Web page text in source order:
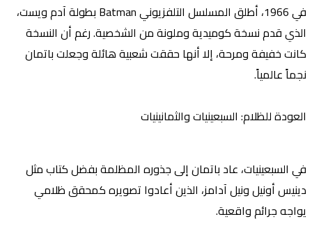
في 1966، أطلق المسلسل التلفزيوني Batman بطولة آدم ويست،
الذي قدم نسخة كوميدية وملونة من الشخصية. رغم أن النسخة
كانت خفيفة ومرحة، إلا أنها حققت شعبية هائلة وجعلت باتمان
نجماً عالمياً.
العودة للظلام: السبعينيات والثمانينيات
في السبعينيات، عاد باتمان إلى جذوره المظلمة بفضل كتاب مثل
دينيس أونيلونيل آدامز، الذين أعادوا تصويره كمحقق ظلامي
يواجه جرائم واقعية.